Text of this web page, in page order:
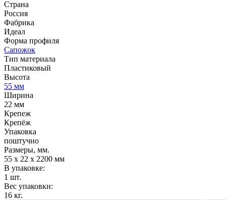
Страна
Россия
Фабрика
Идеал
Форма профиля
Сапожок
Тип материала
Пластиковый
Высота
55 мм
Ширина
22 мм
Крепеж
Крепёж
Упаковка
поштучно
Размеры, мм.
55 х 22 х 2200 мм
В упаковке:
1 шт.
Вес упаковки:
16 кг.